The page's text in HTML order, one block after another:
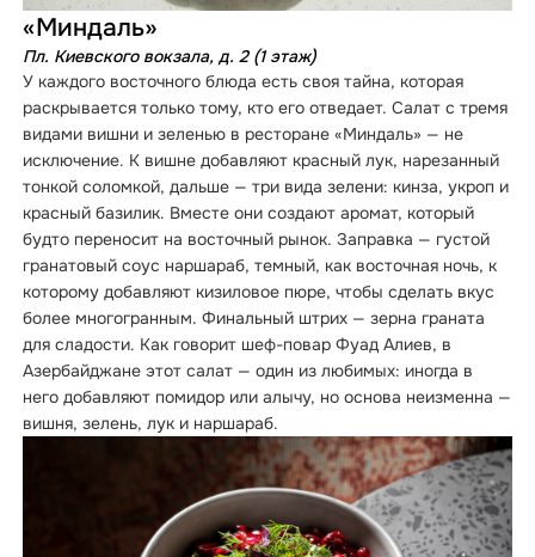
«Миндаль»
Пл. Киевского вокзала, д. 2 (1 этаж)
У каждого восточного блюда есть своя тайна, которая
раскрывается только тому, кто его отведает. Салат с тремя
видами вишни и зеленью в ресторане «Миндаль» — не
исключение. К вишне добавляют красный лук, нарезанный
тонкой соломкой, дальше — три вида зелени: кинза, укроп и
красный базилик. Вместе они создают аромат, который
будто переносит на восточный рынок. Заправка — густой
гранатовый соус наршараб, темный, как восточная ночь, к
которому добавляют кизиловое пюре, чтобы сделать вкус
более многогранным. Финальный штрих — зерна граната
для сладости. Как говорит шеф-повар Фуад Алиев, в
Азербайджане этот салат — один из любимых: иногда в
него добавляют помидор или алычу, но основа неизменна —
вишня, зелень, лук и наршараб.